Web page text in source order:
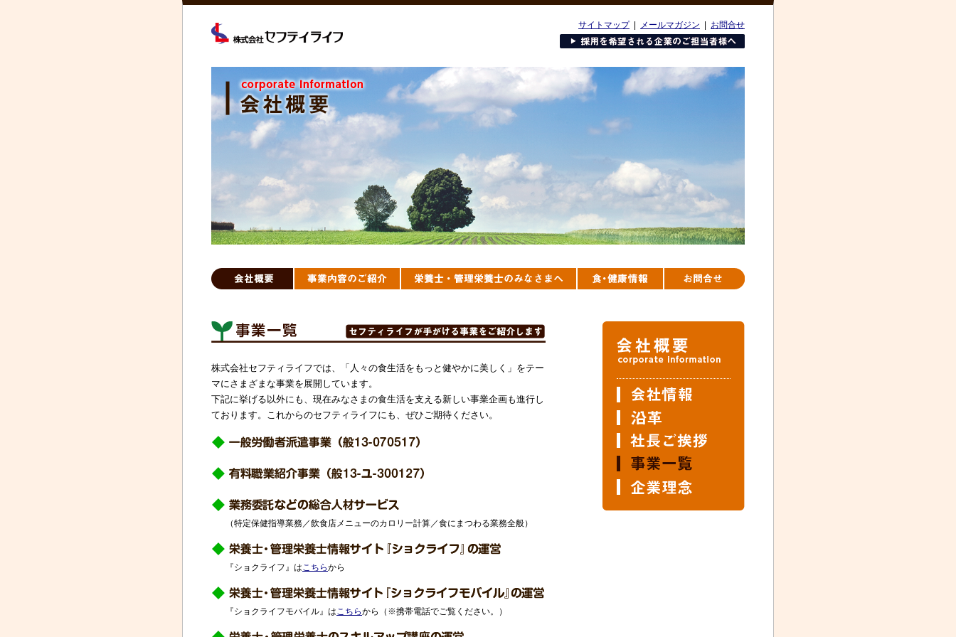
サイトマップ| メールマガジン お問合せ
株式会社セフティライフでは、「人々の食生活をもっと健やかに美しく」をテー
マにさまざまな事業を展開しています。
下記に挙げる以外にも、現在みなさまの食生活を支える新しい事業企画も進行し
ております。これからのセフティライフにも、ぜひご期待ください。
（特定保健指導業務／飲食店メニューのカロリー計算／食にまつわる業務全般）
『ショクライフ』はこちらから
『ショクライフモバイル』はこちらから（※携帯電話でご覧ください。）